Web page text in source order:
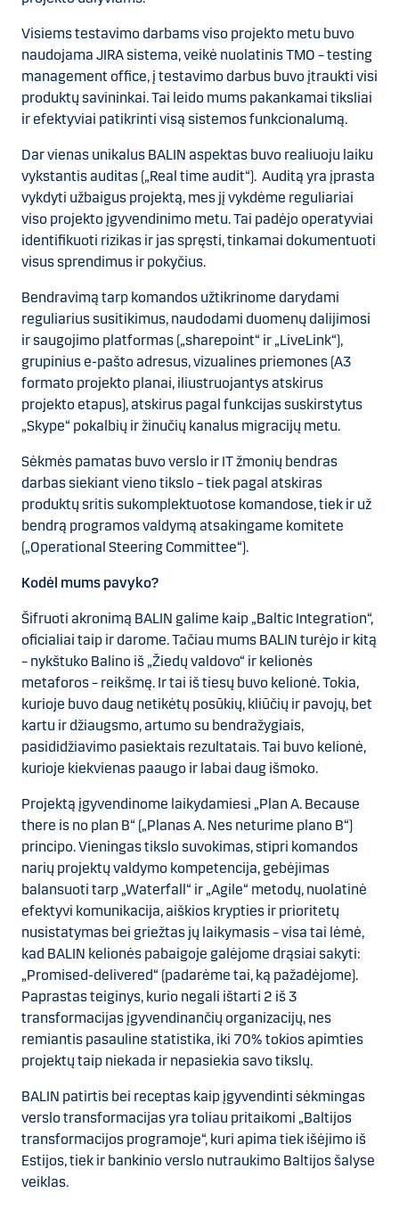
Visiems testavimo darbams viso projekto metu buvo
naudojama JIRA sistema, veikė nuolatinis TMO – testing
management office, į testavimo darbus buvo įtraukti visi
produktų savininkai. Tai leido mums pakankamai tiksliai
ir efektyviai patikrinti visą sistemos funkcionalumą.
Dar vienas unikalus BALIN aspektas buvo realiuoju laiku
vykstantis auditas („Real time audit“). Auditą yra įprasta
vykdyti užbaigus projektą, mes jį vykdėme reguliariai
viso projekto įgyvendinimo metu. Tai padėjo operatyviai
identifikuoti rizikas ir jas spręsti, tinkamai dokumentuoti
visus sprendimus ir pokyčius.
Bendravimą tarp komandos užtikrinome darydami
reguliarius susitikimus, naudodami duomenų dalijimosi
ir saugojimo platformas („sharepoint“ ir „LiveLink“),
grupinius e-pašto adresus, vizualines priemones (A3
formato projekto planai, iliustruojantys atskirus
projekto etapus), atskirus pagal funkcijas suskirstytus
„Skype“ pokalbių ir žinučių kanalus migracijų metu.
Sėkmės pamatas buvoverslo ir ITžmonių bendras
darbas siekiant vieno tikslo – tiek pagal atskiras
produktų sritis sukomplektuotose komandose, tiek ir už
bendrą programos valdymą atsakingame komitete
(„Operational Steering Committee“).
Kodėl mums pavyko?
Šifruoti akronimą BALIN galime kaip „Baltic Integration“,
oficialiai taip ir darome. Tačiau mums BALIN turėjo ir kitą
– nykštuko Balino iš „Žiedų valdovo“ ir kelionės
metaforos – reikšmę. Ir tai iš tiesų buvo kelionė. Tokia,
kurioje buvo daug netikėtų posūkių, kliūčių ir pavojų, bet
kartu ir džiaugsmo, artumo su bendražygiais,
pasididžiavimo pasiektais rezultatais. Tai buvo kelionė,
kurioje kiekvienas paaugo ir labai daug išmoko.
Projektą įgyvendinome laikydamiesi „Plan A. Because
there is no plan B“ („Planas A. Nes neturime plano B“)
principo. Vieningas tikslo suvokimas, stipri komandos
narių projektų valdymo kompetencija, gebėjimas
balansuoti tarp „Waterfall“ ir „Agile“ metodų, nuolatinė
efektyvi komunikacija, aiškios krypties ir prioritetų
nusistatymas bei griežtas jų laikymasis – visa tai lėmė,
kad BALIN kelionės pabaigoje galėjome drąsiai sakyti:
„Promised-delivered“ (padarėme tai, ką pažadėjome).
Paprastas teiginys, kurio negali ištarti 2 iš 3
transformacijas įgyvendinančių organizacijų, nes
remiantis pasauline statistika, iki 70% tokios apimties
projektų taip niekada ir nepasiekia savo tikslų.
BALIN patirtis bei receptas kaip įgyvendinti sėkmingas
verslo transformacijas yra toliau pritaikomi „Baltijos
transformacijos programoje“, kuri apima tiek išėjimo iš
Estijos, tiek ir bankinio verslo nutraukimo Baltijos šalyse
veiklas.